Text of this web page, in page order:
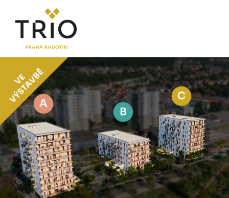
O PROJEKTU
Proč TRIO Radotín
FAQ sekce
Novinky
Postup koupě a financování
LOKALITA
CENÍK